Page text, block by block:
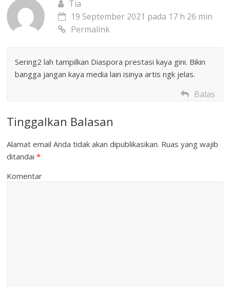
Tia
19 September 2021 pada 17 h 26 min
Permalink
Sering2 lah tampilkan Diaspora prestasi kaya gini. Bikin
bangga jangan kaya media lain isinya artis ngk jelas.
Balas
Tinggalkan Balasan
Alamat email Anda tidak akan dipublikasikan. Ruas yang wajib
ditandai*
Komentar